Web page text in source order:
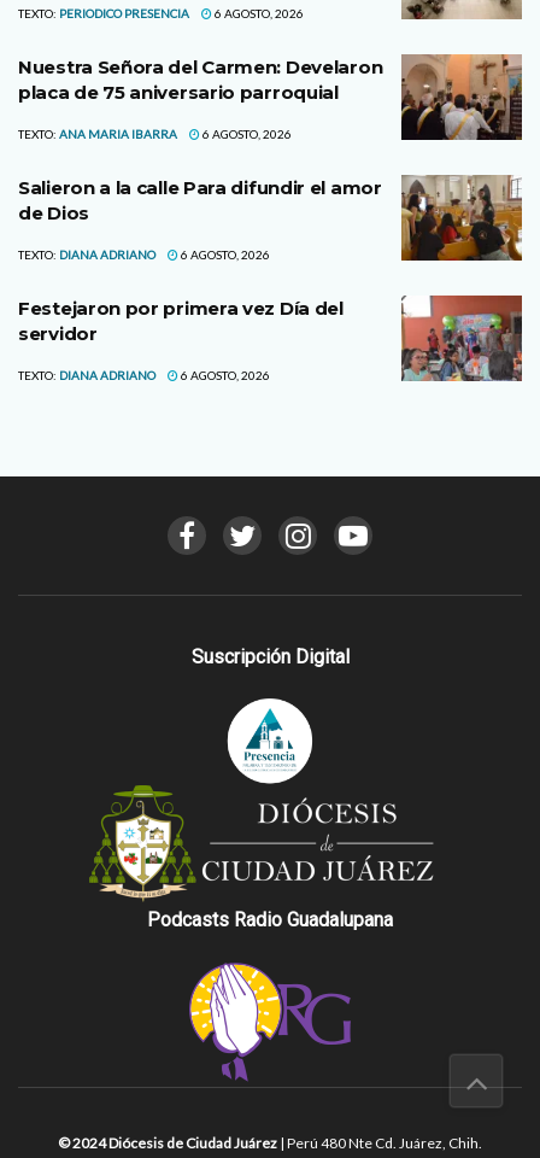
TEXTO: PERIODICO PRESENCIA 6 AGOSTO, 2026
Nuestra Señora del Carmen: Develaron
placa de 75 aniversario parroquial
TEXTO: ANA MARIA IBARRA 6 AGOSTO, 2026
Salieron a la calle Para difundir el amor
de Dios
TEXTO: DIANA ADRIANO 6 AGOSTO, 2026
Festejaron por primera vez Día del
servidor
TEXTO: DIANA ADRIANO 6 AGOSTO, 2026
Suscripción Digital
Podcasts Radio Guadalupana
© 2024 Diócesis de Ciudad Juárez | Perú 480 Nte Cd. Juárez, Chih.